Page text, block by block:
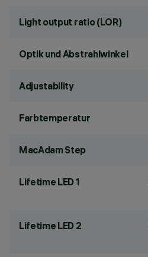
Light output ratio (LOR)
Optik und Abstrahlwinkel
Adjustability
Farbtemperatur
MacAdam Step
Lifetime LED 1
Lifetime LED 2